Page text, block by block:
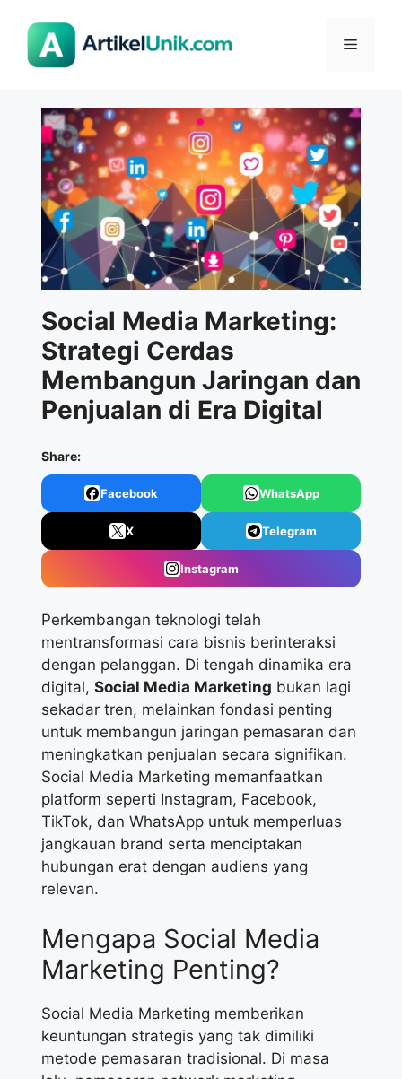
Menu
Social Media Marketing:
Strategi Cerdas
Membangun Jaringan dan
Penjualan di Era Digital
Share:
Facebook WhatsApp
X Telegram
Instagram
Perkembangan teknologi telah
mentransformasi cara bisnis berinteraksi
dengan pelanggan. Di tengah dinamika era
digital, Social Media Marketing bukan lagi
sekadar tren, melainkan fondasi penting
untuk membangun jaringan pemasaran dan
meningkatkan penjualan secara signifikan.
Social Media Marketing memanfaatkan
platform seperti Instagram, Facebook,
TikTok, dan WhatsApp untuk memperluas
jangkauan brand serta menciptakan
hubungan erat dengan audiens yang
relevan.
Mengapa Social Media
Marketing Penting?
Social Media Marketing memberikan
keuntungan strategis yang tak dimiliki
metode pemasaran tradisional. Di masa